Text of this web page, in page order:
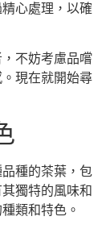
心處理，以確
不妨考慮品嚐
現在就開始尋
種的茶葉，包
獨特的風味和
類和特色。